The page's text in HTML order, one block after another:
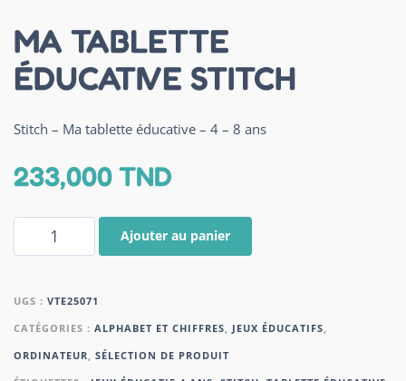
MA TABLETTE
ÉDUCATIVE STITCH
Stitch – Ma tablette éducative – 4 – 8 ans
233,000TND
Ajouter au panier
UGS : VTE25071
CATÉGORIES : ALPHABET ET CHIFFRES JEUX ÉDUCATIFS
ORDINATEUR SÉLECTION DE PRODUIT